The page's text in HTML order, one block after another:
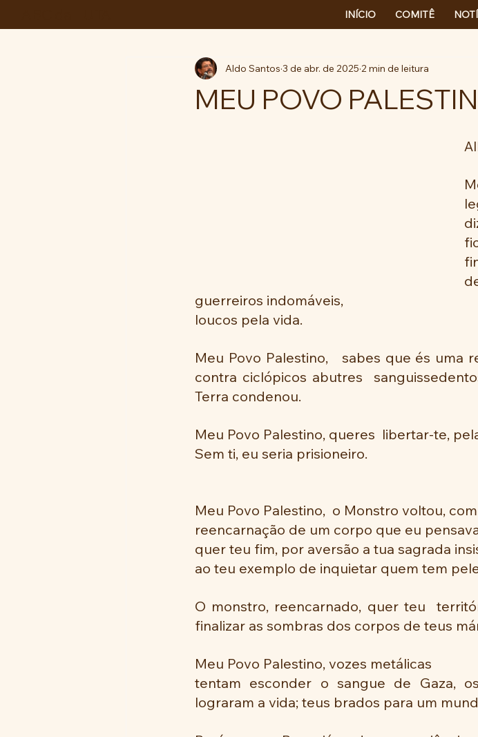
INÍCIO COMITÊ
MEU POVO
Aldo Santos 3 de abr. de 2025 2 min de leitura
guerreiros indomáveis,
loucos pela vida.
Meu Povo Palestino,   sabes que és uma
contra ciclópicos abutres
Terra condenou.
Meu Povo Palestino, queres  libertar-te,
Sem ti, eu seria prisioneiro.
Meu Povo Palestino,  o Monstro voltou,
reencarnação de um corpo que eu
quer teu fim, por aversão a tua sagrada
ao teu exemplo de inquietar quem tem
O monstro, reencarnado, quer teu
finalizar as sombras dos corpos de teus
Meu Povo Palestino, vozes metálicas
tentam esconder o sangue de Gaza,
lograram a vida; teus brados para um